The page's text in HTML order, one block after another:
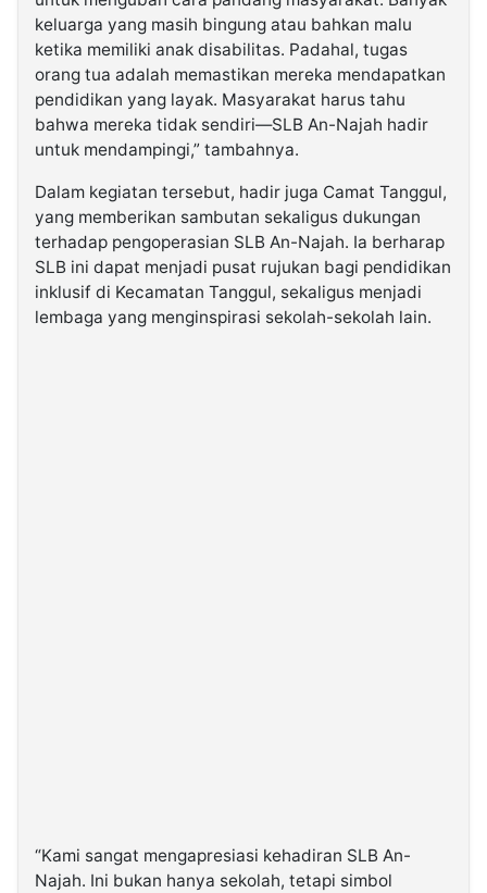
keluarga yang masih bingung atau bahkan malu
ketika memiliki anak disabilitas. Padahal, tugas
orang tua adalah memastikan mereka mendapatkan
pendidikan yang layak. Masyarakat harus tahu
bahwa mereka tidak sendiri—SLB An-Najah hadir
untuk mendampingi,” tambahnya.
Dalam kegiatan tersebut, hadir juga Camat Tanggul,
yang memberikan sambutan sekaligus dukungan
terhadap pengoperasian SLB An-Najah. Ia berharap
SLB ini dapat menjadi pusat rujukan bagi pendidikan
inklusif di Kecamatan Tanggul, sekaligus menjadi
lembaga yang menginspirasi sekolah-sekolah lain.
“Kami sangat mengapresiasi kehadiran SLB An-
Najah. Ini bukan hanya sekolah, tetapi simbol